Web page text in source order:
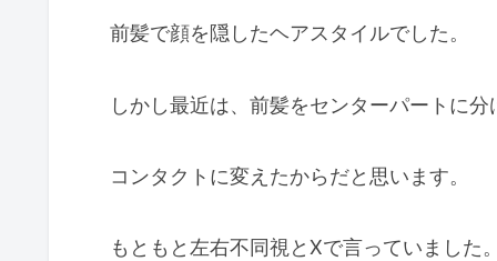
前髪で顔を隠したヘアスタイルでした。
しかし最近は、前髪をセンターパートに分
コンタクトに変えたからだと思います。
もともと左右不同視とXで言っていました。